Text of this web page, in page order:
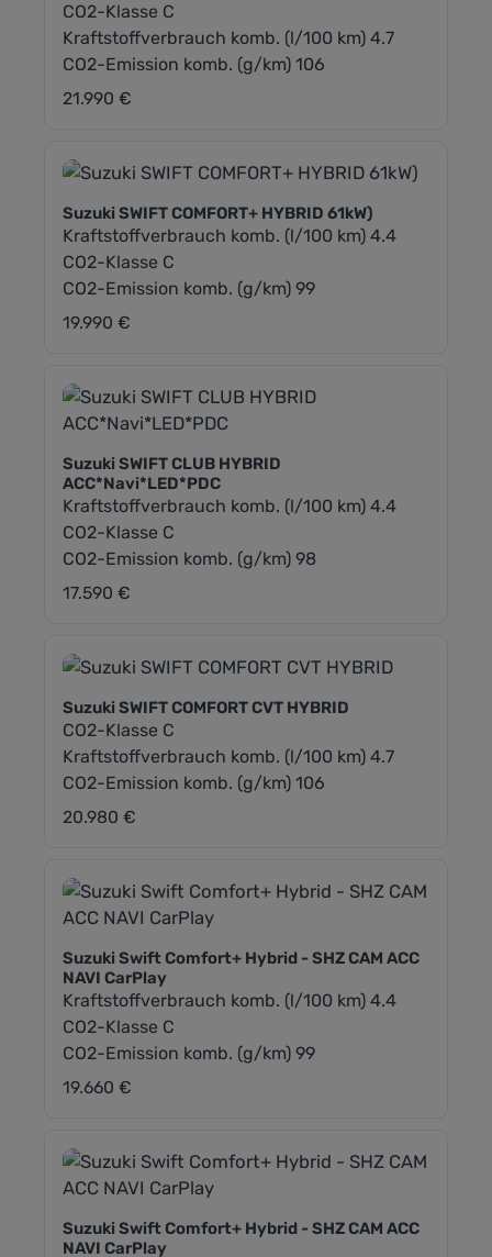
CO2-Klasse C
Kraftstoffverbrauch komb. (l/100 km) 4.7
CO2-Emission komb. (g/km) 106
Regulärer Preis:
21.990 €
Suzuki SWIFT COMFORT+ HYBRID 61kW)
Kraftstoffverbrauch komb. (l/100 km) 4.4
CO2-Klasse C
CO2-Emission komb. (g/km) 99
Regulärer Preis:
19.990 €
Suzuki SWIFT CLUB HYBRID
ACC*Navi*LED*PDC
Kraftstoffverbrauch komb. (l/100 km) 4.4
CO2-Klasse C
CO2-Emission komb. (g/km) 98
Regulärer Preis:
17.590 €
Suzuki SWIFT COMFORT CVT HYBRID
CO2-Klasse C
Kraftstoffverbrauch komb. (l/100 km) 4.7
CO2-Emission komb. (g/km) 106
Regulärer Preis:
20.980 €
Suzuki Swift Comfort+ Hybrid - SHZ CAM ACC
NAVI CarPlay
Kraftstoffverbrauch komb. (l/100 km) 4.4
CO2-Klasse C
CO2-Emission komb. (g/km) 99
Regulärer Preis:
19.660 €
Suzuki Swift Comfort+ Hybrid - SHZ CAM ACC
NAVI CarPlay